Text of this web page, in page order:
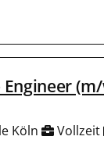
Engineer
Köln Vollzeit